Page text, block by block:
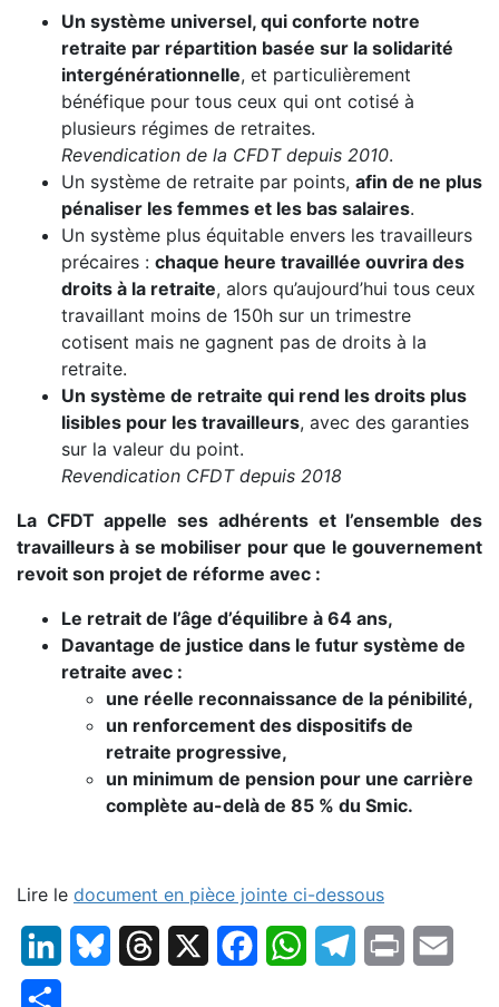
Un système universel, qui conforte notre
retraite par répartition basée sur la solidarité
intergénérationnelle, et particulièrement
bénéfique pour tous ceux qui ont cotisé à
plusieurs régimes de retraites.
Revendication de la CFDT depuis 2010.
Un système de retraite par points, afin de ne plus
pénaliser les femmes et les bas salaires.
Un système plus équitable envers les travailleurs
précaires : chaque heure travaillée ouvrira des
droits à la retraite, alors qu’aujourd’hui tous ceux
travaillant moins de 150h sur un trimestre
cotisent mais ne gagnent pas de droits à la
retraite.
Un système de retraite qui rend les droits plus
lisibles pour les travailleurs, avec des garanties
sur la valeur du point.
Revendication CFDT depuis 2018
La CFDT appelle ses adhérents et l’ensemble des
travailleurs à se mobiliser pour que le gouvernement
revoit son projet de réforme avec :
Le retrait de l’âge d’équilibre à 64 ans,
Davantage de justice dans le futur système de
retraite avec :
une réelle reconnaissance de la pénibilité,
un renforcement des dispositifs de
retraite progressive,
un minimum de pension pour une carrière
complète au-delà de 85 % du Smic.
Lire le document en pièce jointe ci-dessous
LinkedInBluesky Threads FacebookWhatsAppTelegram
Print